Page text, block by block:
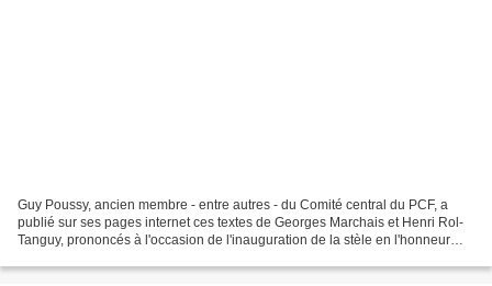
Guy Poussy, ancien membre - entre autres - du Comité central du PCF, a
publié sur ses pages internet ces textes de Georges Marchais et Henri Rol-
Tanguy, prononcés à l'occasion de l'inauguration de la stèle en l'honneur